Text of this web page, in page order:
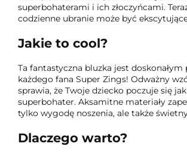
superbohaterami i ich złoczyńcami.
codzienne ubranie może być
Jakie to cool?
Ta fantastyczna bluzka jest
każdego fana Super Zings! Odważny
sprawia, że ​​Twoje dziecko poczuje się
superbohater. Aksamitne materiały
tylko wygodę noszenia, ale także
Dlaczego warto?